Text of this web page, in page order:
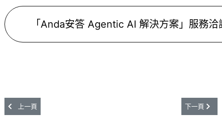
「Anda安答 Agentic AI 解決方案」服務洽
上一篇文章: 雲端遷移常見的工程陷阱與調整策略-1
上一頁 下一篇文章:
下一頁